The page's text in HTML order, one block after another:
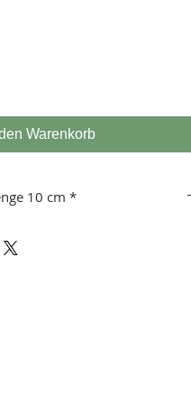
Warenkorb
10 cm *